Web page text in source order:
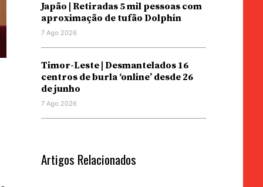
Japão | Retiradas 5 mil pessoas com
aproximação de tufão Dolphin
7 Ago 2026
Timor-Leste | Desmantelados 16
centros de burla ‘online’ desde 26
de junho
7 Ago 2026
Artigos Relacionados